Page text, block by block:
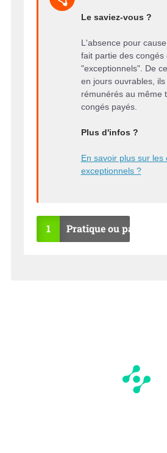
Le saviez-vous ?
L'absence pour
fait partie des congés
"exceptionnels". De
en jours ouvrables, ils
rémunérés au même
congés payés.
Plus d'infos ?
En savoir plus sur les
exceptionnels ?
1 Pratique ou pas ?